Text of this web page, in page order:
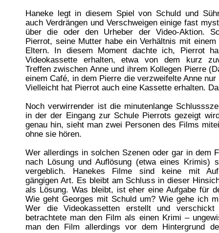
Haneke legt in diesem Spiel von Schuld und
auch Verdrängen und Verschweigen einige fast
über die oder den Urheber der Video-Aktion.
Pierrot, seine Mutter habe ein Verhältnis mit einem
Eltern. In diesem Moment dachte ich, Pierrot
Videokassette erhalten, etwa von dem kurz
Treffen zwischen Anne und ihrem Kollegen Pierre
einem Café, in dem Pierre die verzweifelte Anne
Vielleicht hat Pierrot auch eine Kassette erhalten.
Noch verwirrender ist die minutenlange
in der der Eingang zur Schule Pierrots gezeigt
genau hin, sieht man zwei Personen des Films
ohne sie hören.
Wer allerdings in solchen Szenen oder gar in dem
nach Lösung und Auflösung (etwa eines Krimis)
vergeblich. Hanekes Filme sind keine mit
gängigen Art. Es bleibt am Schluss in dieser
als Lösung. Was bleibt, ist eher eine Aufgabe für
Wie geht Georges mit Schuld um? Wie gehe ich
Wer die Videokassetten erstellt und
betrachtete man den Film als einen Krimi –
man den Film allerdings vor dem Hintergrund